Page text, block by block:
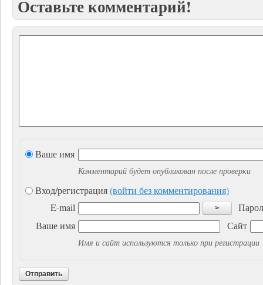
Оставьте комментарий!
Ваше имя
Комментарий будет опубликован после проверки
Вход/регистрация(войти без комментирования)
E-mail
>
Ваше имя
Сайт
Имя и сайт используются только при регистрации
Отправить